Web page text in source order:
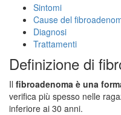
Sintomi
Cause del
Diagnosi
Trattamenti
Definizione di
Il fibroadenoma è una
verifica più spesso nelle
inferiore ai 30 anni.